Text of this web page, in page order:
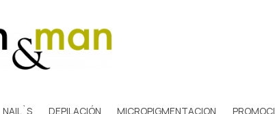
NAIL`S DEPILACIÓN MICROPIGMENTACION